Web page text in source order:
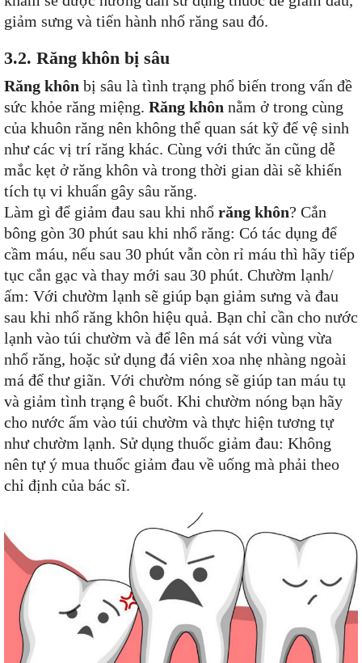
giảm sưng và tiến hành nhổ răng sau đó.
3.2. Răng khôn bị sâu
Răng khôn bị sâu là tình trạng phổ biến trong vấn đề
sức khỏe răng miệng. Răng khôn nằm ở trong cùng
của khuôn răng nên không thể quan sát kỹ để vệ sinh
như các vị trí răng khác. Cùng với thức ăn cũng dễ
mắc kẹt ở răng khôn và trong thời gian dài sẽ khiến
tích tụ vi khuẩn gây sâu răng.
Làm gì để giảm đau sau khi nhổ răng khôn? Cắn
bông gòn 30 phút sau khi nhổ răng: Có tác dụng để
cầm máu, nếu sau 30 phút vẫn còn rỉ máu thì hãy tiếp
tục cắn gạc và thay mới sau 30 phút. Chườm lạnh/
ấm: Với chườm lạnh sẽ giúp bạn giảm sưng và đau
sau khi nhổ răng khôn hiệu quả. Bạn chỉ cần cho nước
lạnh vào túi chườm và để lên má sát với vùng vừa
nhổ răng, hoặc sử dụng đá viên xoa nhẹ nhàng ngoài
má để thư giãn. Với chườm nóng sẽ giúp tan máu tụ
và giảm tình trạng ê buốt. Khi chườm nóng bạn hãy
cho nước ấm vào túi chườm và thực hiện tương tự
như chườm lạnh. Sử dụng thuốc giảm đau: Không
nên tự ý mua thuốc giảm đau về uống mà phải theo
chỉ định của bác sĩ.